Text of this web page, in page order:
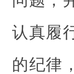
认真履
的纪律